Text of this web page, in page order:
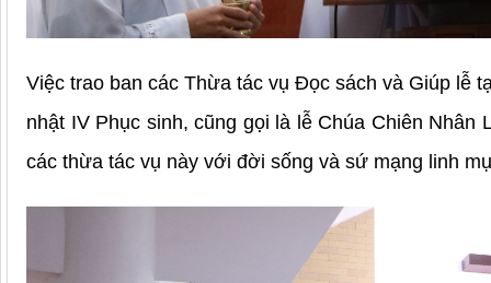
Việc trao ban các Thừa tác vụ Đọc sách và Giúp lễ
nhật IV Phục sinh, cũng gọi là lễ Chúa Chiên
các thừa tác vụ này với đời sống và sứ mạng linh